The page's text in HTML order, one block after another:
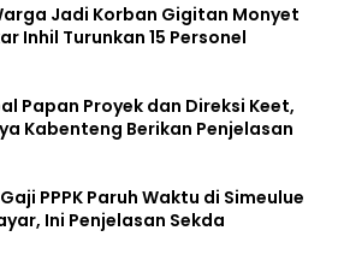
Jadi Korban Gigitan Monyet
Inhil Turunkan 15 Personel
Papan Proyek dan Direksi Keet,
Kabenteng Berikan Penjelasan
PPPK Paruh Waktu di Simeulue
Ini Penjelasan Sekda